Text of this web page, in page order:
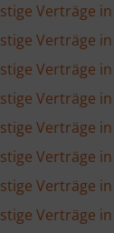
Verträge
Verträge
Verträge
Verträge
Verträge
Verträge in
Verträge in
Verträge